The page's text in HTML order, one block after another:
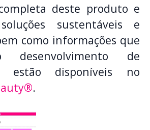
deste produto e
sustentáveis e
como informações que
desenvolvimento de
estão disponíveis no
.